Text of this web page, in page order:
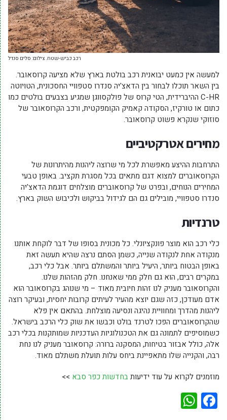
רכב כביש-שטח. צילום: סלים סנדל
למעשה אין כמעט יבואנית רכב בולטת בארץ שלא מציעה קרוסאובר.
בין השאר תוכלו לבחור בין הדאצ'יה סנדרו סטפוויי החסכונית, הטויוטה
C-HR ההיברידית, הטי קרוס של פולקסווגן שמגיע בצבעים בולטים כמו
כתום או טורקיז, הסקודה קאמיק הקומפקטית, ורכב הקרוסאובר של
סוזוקי שנקרא פשוט קרוסאובר.
מחירים אטרקטיביים
התרחבות ההיצע מאפשרת לכל מי שרוצה ליהנות מהיתרונות של
הקרוסאוברים למצוא דגם מתאים בכל מסגרת תקציב. באופן טבעי
המחירים הנוחים, ובפרט של קרוסאוברים מוצלחים דוגמת הדאצ'יה
סנדרו סטפוויי, מובילים גם הם לגידול בביקוש ולכיבוש השוק בארץ.
טרנדיות
כלי רכב הוא מוצר פונקציונלי. כל מכונית בסופו של דבר לוקחת אותנו
מנקודה אחת לנקודה שנייה, כשמן הסתם נרצה שהיא תעשה זאת
באופן הבטוח ביותר, היעיל ביותר והמשתלם ביותר. אבל כלי רכב,
במקרים רבים, הוא גם חלק ממי שאנחנו. חלק מהזהות שלנו.
והקרוסאובר מעניק לנו זהות חיובית מאוד – מי שנוהג בקרוסאובר הוא
אדם מעודכן, כזה שגם יוצא מהעיר לעיתים קרובות יחסית, ובעיקר רוצה
ליהנות מהדרך ומחוויית נהיגה ונסיעה מוצלחת. בהתאם אין פלא
שהקרוסאוברים הפכו לטרנד בולט וכבשו את שוק כלי הרכב בישראל.
כשמוסיפים לתמונה גם את הטכנולוגיות העדכניות שמותקנות בכלי רכב
אלה, כולל אבזור בטיחות, המסקנה ברורה: קרוסאובר מעניק לנו נחת
רבה, והקנייה שלו מתאפיינת ביחס עלות תועלת משתלם מאוד.
מוזמנים לקרוא על עוד ידיעותבחדשות כפר סבא >>
Facebook